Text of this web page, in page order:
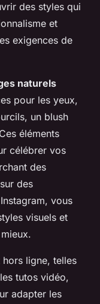
des styles qui
et
exigences de
naturels
pour les yeux,
un blush
éléments
célébrer vos
des
des
vous
visuels et
hors ligne, telles
tutos vidéo,
adapter les